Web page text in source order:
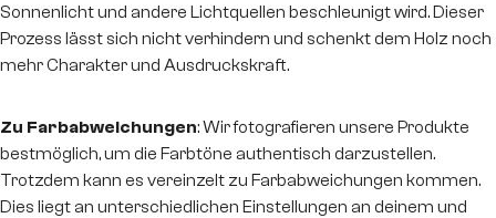
Sonnenlicht und andere Lichtquellen beschleunigt wird. Dieser
Prozess lässt sich nicht verhindern und schenkt dem Holz noch
mehr Charakter und Ausdruckskraft.
Zu Farbabweichungen: Wir fotografieren unsere Produkte
bestmöglich, um die Farbtöne authentisch darzustellen.
Trotzdem kann es vereinzelt zu Farbabweichungen kommen.
Dies liegt an unterschiedlichen Einstellungen an deinem und